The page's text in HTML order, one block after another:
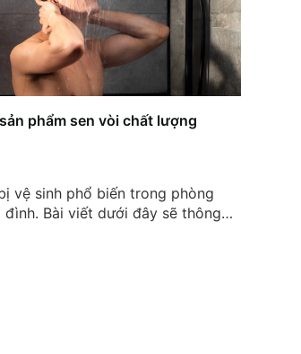
phẩm sen vòi chất lượng
vệ sinh phổ biến trong phòng
Bài viết dưới đây sẽ thông